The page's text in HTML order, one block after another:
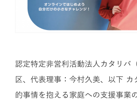
認定特定非営利活動法人カタリバ
区、代表理事：今村久美、以下 カ
的事情を抱える家庭への支援事業